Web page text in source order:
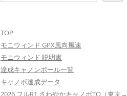
TOP
モニウィンド GPX風向風速
モニウィンド 説明書
達成キャノンボール一覧
キャノボ達成データ
2026 フルR1 さわやかキャノボTO（東京→